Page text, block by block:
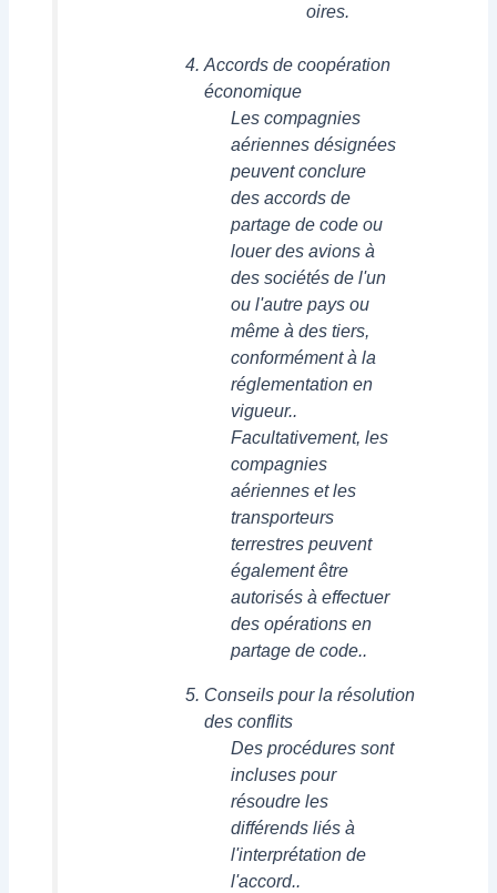
oires.
Accords de coopération
économique
Les compagnies
aériennes désignées
peuvent conclure
des accords de
partage de code ou
louer des avions à
des sociétés de l'un
ou l'autre pays ou
même à des tiers,
conformément à la
réglementation en
vigueur..
Facultativement, les
compagnies
aériennes et les
transporteurs
terrestres peuvent
également être
autorisés à effectuer
des opérations en
partage de code..
Conseils pour la résolution
des conflits
Des procédures sont
incluses pour
résoudre les
différends liés à
l'interprétation de
l'accord..